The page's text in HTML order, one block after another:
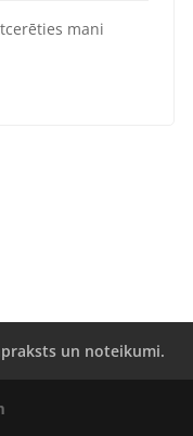
mani
un noteikumi.